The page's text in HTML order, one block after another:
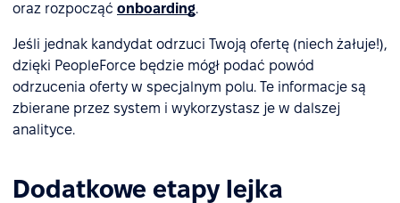
oraz rozpocząć onboarding.
Jeśli jednak kandydat odrzuci Twoją ofertę (niech żałuje!),
dzięki PeopleForce będzie mógł podać powód
odrzucenia oferty w specjalnym polu. Te informacje są
zbierane przez system i wykorzystasz je w dalszej
analityce.
Dodatkowe etapy lejka